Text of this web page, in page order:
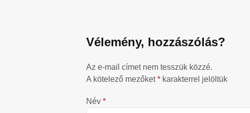
Vélemény, hozzászólás?
Az e-mail címet nem tesszük közzé.
A kötelező mezőket* karakterrel jelöltük
Név *